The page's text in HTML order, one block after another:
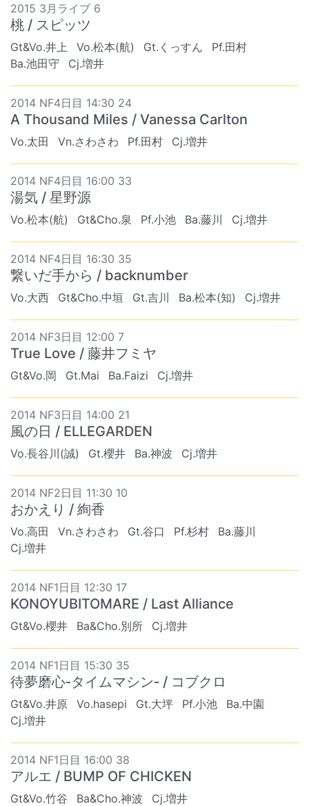
2015 3月ライブ 6
桃 / スピッツ
Gt&Vo.井上 Vo.松本(航) Gt.くっすん
Pf.田村
Ba.池田守
Cj.増井
2014 NF4日目 14:30 24
A Thousand Miles / Vanessa Carlton
Vo.太田 Vn.さわさわ Pf.田村 Cj.増井
2014 NF4日目 16:00 33
湯気 / 星野源
Vo.松本(航) Gt&Cho.泉 Pf.小池 Ba.藤川 Cj.増井
2014 NF4日目 16:30 35
繋いだ手から / backnumber
Vo.大西 Gt&Cho.中垣 Gt.吉川 Ba.松本(知) Cj.増井
2014 NF3日目 12:00 7
True Love / 藤井フミヤ
Gt&Vo.岡 Gt.Mai Ba.Faizi Cj.増井
2014 NF3日目 14:00 21
風の日 / ELLEGARDEN
Vo.長谷川(誠) Gt.櫻井 Ba.神波 Cj.増井
2014 NF2日目 11:30 10
おかえり / 絢香
Vo.高田 Vn.さわさわ Gt.谷口 Pf.杉村
Ba.藤川
Cj.増井
2014 NF1日目 12:30 17
KONOYUBITOMARE / Last Alliance
Gt&Vo.櫻井 Ba&Cho.別所 Cj.増井
2014 NF1日目 15:30 35
待夢磨心‐タイムマシン‐ / コブクロ
Gt&Vo.井原 Vo.hasepi Gt.大坪 Pf.小池
Ba.中園
Cj.増井
2014 NF1日目 16:00 38
アルエ / BUMP OF CHICKEN
Gt&Vo.竹谷 Ba&Cho.神波 Cj.増井